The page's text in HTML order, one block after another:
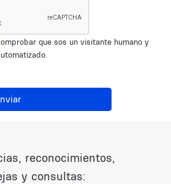
que sos un visitante humano y
reconocimientos,
y consultas: